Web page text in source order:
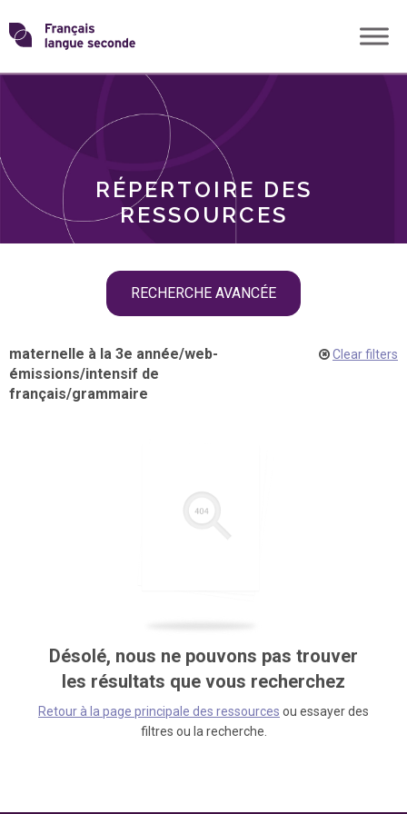
Skip
toTransformons
langue
RÉPERTOIRE DES
RESSOURCES
RECHERCHE AVANCÉE
THÈMES
maternelle à la 3e année/web-
émissions/intensif de
français/grammaire
Clear filters
Désolé, nous ne pouvons pas trouver
les résultats que vous recherchez
Retour à la page principale des ressources ou essayer des
filtres ou la recherche.